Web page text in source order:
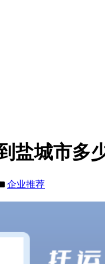
盐城市多
企业推荐